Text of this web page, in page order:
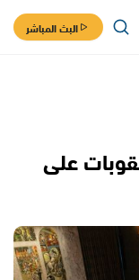
البث المباشر
على